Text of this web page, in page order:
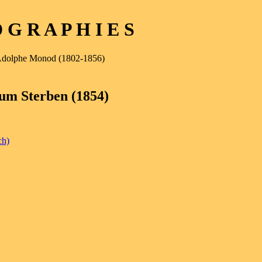
R A P H I E S
Monod (1802-1856)
Sterben (1854)